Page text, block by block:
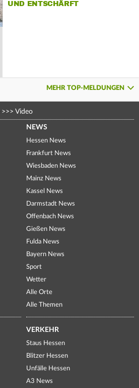
UND ENTSCHÄRFT
MEHR TOP-MELDUNGEN
>>> Video
NEWS
Hessen News
Frankfurt News
Wiesbaden News
Mainz News
Kassel News
Darmstadt News
Offenbach News
Gießen News
Fulda News
Bayern News
Sport
Wetter
Alle Orte
Alle Themen
VERKEHR
Staus Hessen
Blitzer Hessen
Unfälle Hessen
A3 News